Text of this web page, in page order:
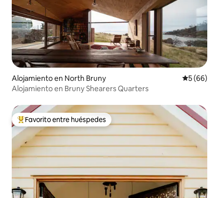
Alojamiento en North Bruny
5 (66)
Alojamiento en Bruny Shearers Quarters
Favorito entre huéspedes preferido
Favorito entre huéspedes